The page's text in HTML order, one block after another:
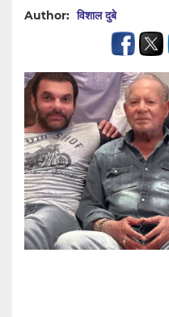
Author: विशाल दुबे